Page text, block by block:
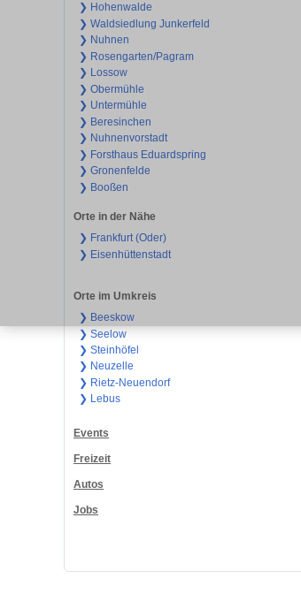
❯ Hohenwalde
❯ Waldsiedlung Junkerfeld
❯ Nuhnen
❯ Rosengarten/Pagram
❯ Lossow
❯ Obermühle
❯ Untermühle
❯ Beresinchen
❯ Nuhnenvorstadt
❯ Forsthaus Eduardspring
❯ Gronenfelde
❯ Booßen
Orte in der Nähe
❯ Frankfurt (Oder)
❯ Eisenhüttenstadt
Orte im Umkreis
❯ Beeskow
❯ Seelow
❯ Steinhöfel
❯ Neuzelle
❯ Rietz-Neuendorf
❯ Lebus
Events
Freizeit
Autos
Jobs